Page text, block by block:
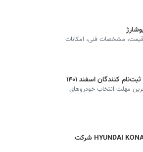
قیمت، مشخصات فنی، امکانات
کنندگان اسفند ۱۴۰۱
مهلت انتخاب خودروهای
هیوندای کونا + مشخصات، عکس و قیمت HYUNDAI KONA SX۲ شرکت